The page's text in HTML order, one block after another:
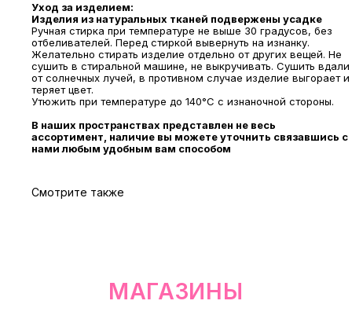
Уход за изделием:
Изделия из натуральных тканей подвержены усадке
Ручная стирка при температуре не выше 30 градусов, без
отбеливателей. Перед стиркой вывернуть на изнанку.
Желательно стирать изделие отдельно от других вещей. Не
сушить в стиральной машине, не выкручивать. Сушить вдали
от солнечных лучей, в противном случае изделие выгорает и
теряет цвет.
Утюжить при температуре до 140°С с изнаночной стороны.
В наших пространствах представлен не весь
ассортимент, наличие вы можете уточнить связавшись с
нами любым удобным вам способом
Смотрите также
МАГАЗИНЫ
Потрогать, примерить,
ВЛЮБИТЬСЯ И КУПИТЬ
наш бренд вы можете по адресу